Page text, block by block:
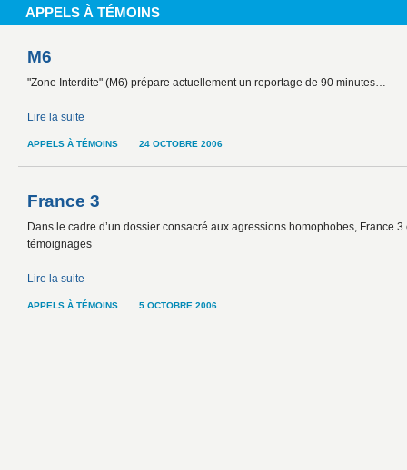
APPELS À TÉMOINS
M6
"Zone Interdite" (M6) prépare actuellement un reportage de 90 minutes…
Lire la suite
APPELS À TÉMOINS 24 OCTOBRE 2006
France 3
Dans le cadre d’un dossier consacré aux agressions homophobes, France
témoignages
Lire la suite
APPELS À TÉMOINS 5 OCTOBRE 2006